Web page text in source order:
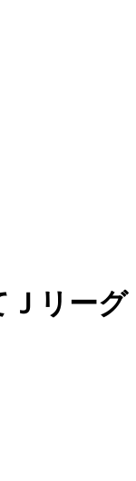
Ｊリーグ